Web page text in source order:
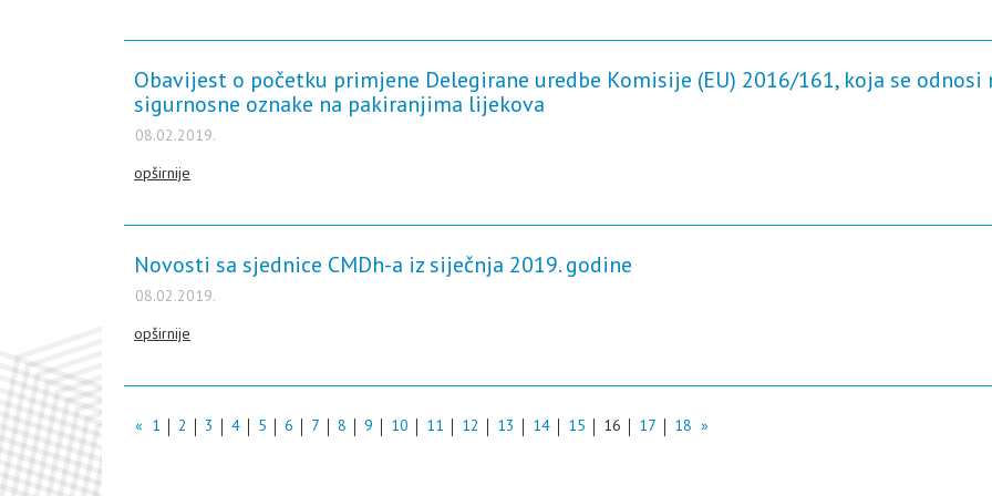
Obavijest o početku primjene Delegirane uredbe Komisije (EU) 2016/161, koja se odnosi
sigurnosne oznake na pakiranjima lijekova
08.02.2019.
opširnije
Novosti sa sjednice CMDh-a iz siječnja 2019. godine
08.02.2019.
opširnije
« 1 2 3 4 5 6 7 8 9 10 11 12 13 14 15 16 17 18 »